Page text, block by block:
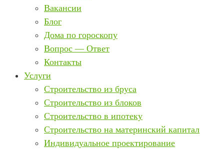
Вакансии
Блог
Дома по гороскопу
Вопрос — Ответ
Контакты
Услуги
Строительство из бруса
Строительство из блоков
Строительство в ипотеку
Строительство на материнский капитал
Индивидуальное проектирование